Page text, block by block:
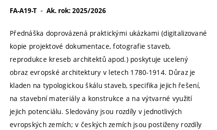
FA-A19-T Ak. rok: 2025/2026
Přednáška doprovázená praktickými ukázkami (digitalizované
kopie projektové dokumentace, fotografie staveb,
reprodukce kreseb architektů apod.) poskytuje ucelený
obraz evropské architektury v letech 1780-1914. Důraz je
kladen na typologickou škálu staveb, specifika jejich řešení,
na stavební materiály a konstrukce a na výtvarné využití
jejich potenciálu. Sledovány jsou rozdíly v jednotlivých
evropských zemích; v českých zemích jsou postiženy rozdíly